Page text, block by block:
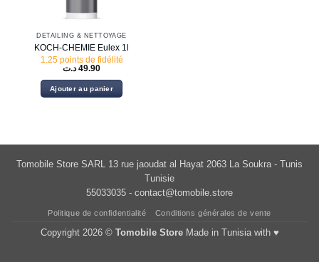
DETAILING & NETTOYAGE
KOCH-CHEMIE Eulex 1l
1.25 points de fidélité
49.90 د.ت
Ajouter au panier
Tomobile Store SARL 13 rue jaoudat al Hayat 2063 La Soukra - Tunis
Tunisie
55033035 - contact@tomobile.store
Politique de confidentialité Conditions générales de vente
Copyright 2026 © Tomobile StoreMade in Tunisia with ♥